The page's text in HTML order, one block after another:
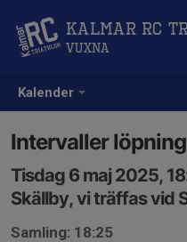
Kalender
Kalmar RC
Vuxna
Intervaller löpning
Tisdag 6 maj 2025,
Skällby, vi träffas vid
Samling: 18:25